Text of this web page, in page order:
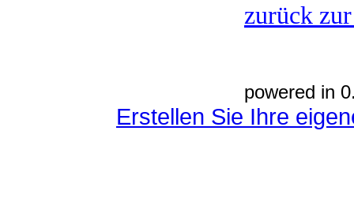
zurück
powered in
Erstellen Sie Ihre